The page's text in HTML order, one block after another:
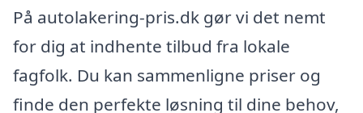
På autolakering-pris.dk gør vi det nemt
for dig at indhente tilbud fra lokale
fagfolk. Du kan sammenligne priser og
finde den perfekte løsning til dine behov,